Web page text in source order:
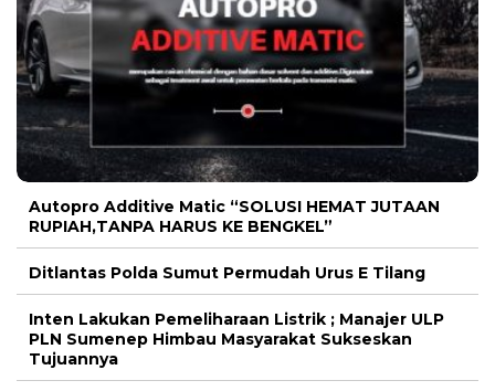
Autopro Additive Matic “SOLUSI HEMAT JUTAAN
RUPIAH,TANPA HARUS KE BENGKEL”
Ditlantas Polda Sumut Permudah Urus E Tilang
Inten Lakukan Pemeliharaan Listrik ; Manajer ULP
PLN Sumenep Himbau Masyarakat Sukseskan
Tujuannya